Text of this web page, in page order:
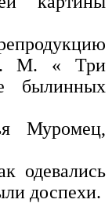
М. « Три
былинных
Муромец,
одевались
доспехи.